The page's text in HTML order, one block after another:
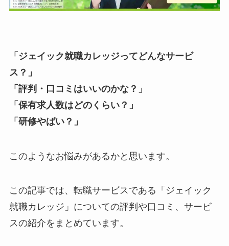
「ジェイック就職カレッジってどんなサービ
ス？」
「評判・口コミはいいのかな？」
「保有求人数はどのくらい？」
「研修やばい？」
このようなお悩みがあるかと思います。
この記事では、転職サービスである「ジェイック
就職カレッジ」についての評判や口コミ、サービ
スの紹介をまとめています。